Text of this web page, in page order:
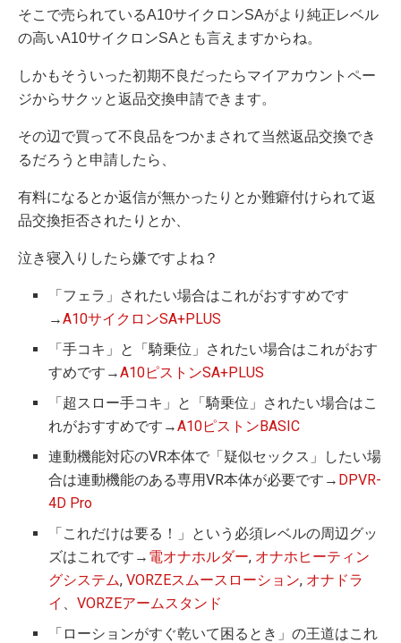
そこで売られているA10サイクロンSAがより純正レベル
の高いA10サイクロンSAとも言えますからね。
しかもそういった初期不良だったらマイアカウントペー
ジからサクッと返品交換申請できます。
その辺で買って不良品をつかまされて当然返品交換でき
るだろうと申請したら、
有料になるとか返信が無かったりとか難癖付けられて返
品交換拒否されたりとか、
泣き寝入りしたら嫌ですよね？
「フェラ」されたい場合はこれがおすすめです
→A10サイクロンSA+PLUS
「手コキ」と「騎乗位」されたい場合はこれがおす
すめです→A10ピストンSA+PLUS
「超スロー手コキ」と「騎乗位」されたい場合はこ
れがおすすめです→A10ピストンBASIC
連動機能対応のVR本体で「疑似セックス」したい場
合は連動機能のある専用VR本体が必要です→ DPVR-
4D Pro
「これだけは要る！」という必須レベルの周辺グッ
ズはこれです→ 電オナホルダー, オナホヒーティン
グシステム,VORZEスムースローション, オナドラ
イ
、VORZEアームスタンド
「ローションがすぐ乾いて困るとき」の王道はこれ